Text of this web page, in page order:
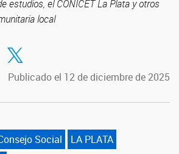
estudios, el CONICET La Plata y otros
local
en Facebook
Compartir en Twitter
Publicado el 12 de diciembre de 2025
Social
LA PLATA